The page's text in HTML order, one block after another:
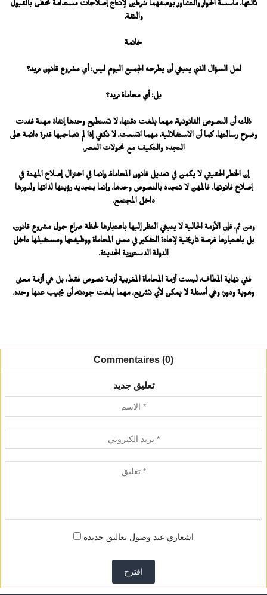
ثالثها، مأسسة الحوار والتشاور بوصفهما شرطين لإنتاج إصلاحات مستدامة تحظى بالقبول
والثقة.
خاتمة
لعل السؤال الذي ينبغي أن يطرحه الجميع اليوم ليس: أي مشروع قانون نريد؟
بل: أي محاماة نريد؟
ذلك أن النصوص القانونية، مهما بلغت دقتها، لا تستطيع وحدها إنقاذ مهنة فقدت
وضوح رسالتها، كما أن الاستقلالية، مهما اتسعت، لا تكفي إذا لم تصاحبها قدرة دائمة على
التجدد والتكيف مع تحولات العصر.
إن الخطر الحقيقي لا يكمن في تعديل قانون المحاماة، وإنما في اختزال إصلاح المهنة في
إصلاح قانونها. فالمهن لا تتجدد بالنصوص وحدها، وإنما بتجديد رؤيتها لذاتها ولدورها
داخل المجتمع.
ومن ثم، فإن الأزمة الحالية لا ينبغي النظر إليها باعتبارها لحظة صراع حول مشروع قانون،
بل باعتبارها فرصة تاريخية لإعادة التفكير في معنى المحاماة ووظيفتها ومستقبلها داخل
الدولة الدستورية الحديثة.
ففي نهاية المطاف، ليست أزمة المحاماة المغربية أزمة نصوص فقط، بل هي أزمة معنى
وهوية ودور؛ وهي أسئلة لا يمكن لأي تشريع، مهما بلغت جودته، أن يجيب عنها وحده.
Commentaires (0)
تعليق جديد
اشعاري عند وصول تعاليق جديدة
اقترح